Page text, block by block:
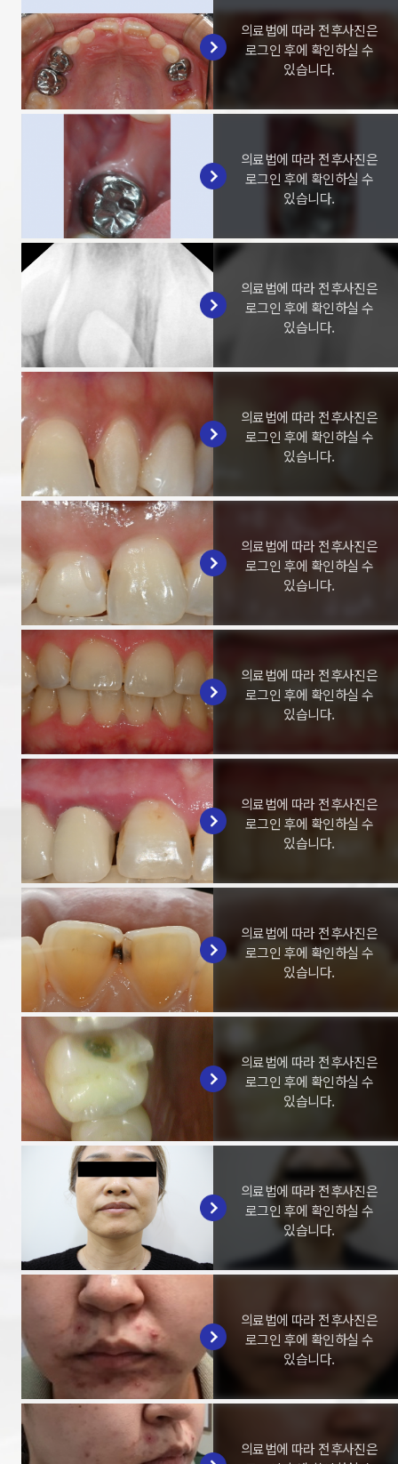
의료법에 따라 전후사진은
로그인 후에 확인하실 수
있습니다.
의료법에 따라 전후사진은
로그인 후에 확인하실 수
있습니다.
의료법에 따라 전후사진은
로그인 후에 확인하실 수
있습니다.
의료법에 따라 전후사진은
로그인 후에 확인하실 수
있습니다.
의료법에 따라 전후사진은
로그인 후에 확인하실 수
있습니다.
의료법에 따라 전후사진은
로그인 후에 확인하실 수
있습니다.
의료법에 따라 전후사진은
로그인 후에 확인하실 수
있습니다.
의료법에 따라 전후사진은
로그인 후에 확인하실 수
있습니다.
의료법에 따라 전후사진은
로그인 후에 확인하실 수
있습니다.
의료법에 따라 전후사진은
로그인 후에 확인하실 수
있습니다.
의료법에 따라 전후사진은
로그인 후에 확인하실 수
있습니다.
의료법에 따라 전후사진은